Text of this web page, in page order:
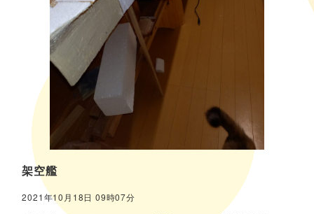
架空艦
2021年10月18日 09時07分